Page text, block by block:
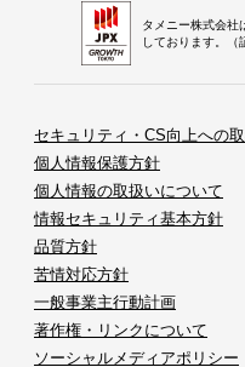
タメニー株式会社
しております。（
セキュリティ・CS向上への
個人情報保護方針
個人情報の取扱いについて
情報セキュリティ基本方針
品質方針
苦情対応方針
一般事業主行動計画
著作権・リンクについて
ソーシャルメディアポリシー